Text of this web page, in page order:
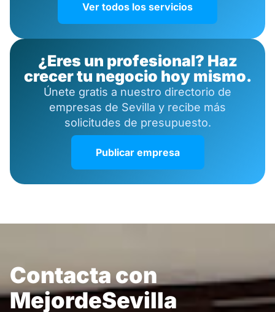
Ver todos los servicios
¿Eres un profesional? Haz
crecer tu negocio hoy mismo.
Únete gratis a nuestro directorio de
empresas de Sevilla y recibe más
solicitudes de presupuesto.
Publicar empresa
Contacta con
MejordeSevilla